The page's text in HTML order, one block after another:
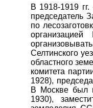
В 1918-1919
председатель
по
Селтинского
областного
комитета
1928),
В Москве был
1930),